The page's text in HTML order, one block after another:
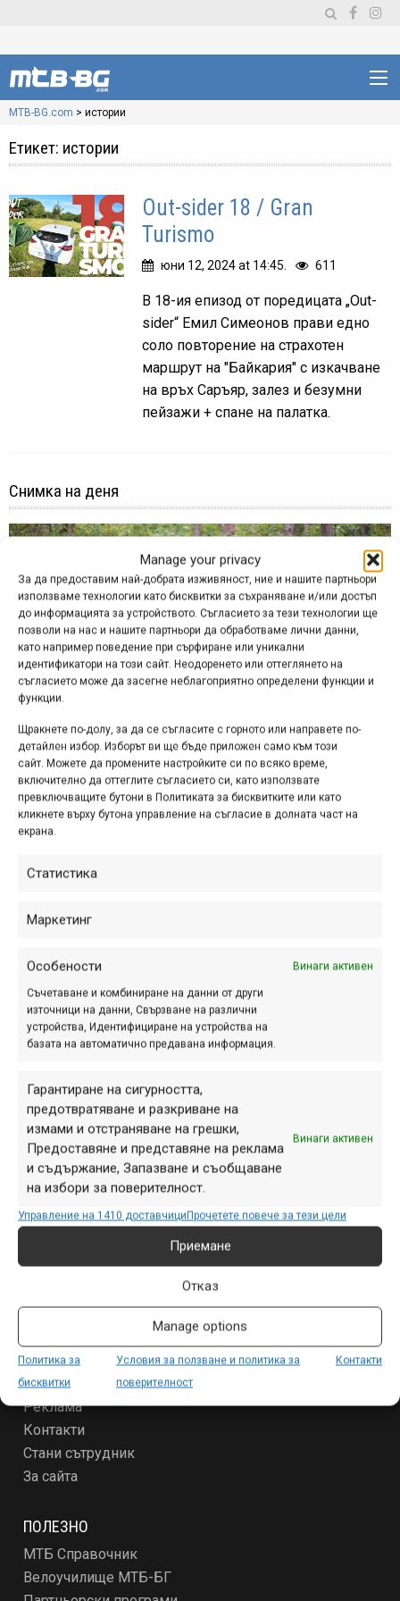
Manage your privacy
За да предоставим най-добрата изживяност, ние и нашите партньори
използваме технологии като бисквитки за съхраняване и/или достъп
до информацията за устройството. Съгласието за тези технологии ще
позволи на нас и нашите партньори да обработваме лични данни,
като например поведение при сърфиране или уникални
идентификатори на този сайт. Неодоренето или оттеглянето на
съгласието може да засегне неблагоприятно определени функции и
функции.
Щракнете по-долу, за да се съгласите с горното или направете по-
детайлен избор. Изборът ви ще бъде приложен само към този
сайт. Можете да промените настройките си по всяко време,
включително да оттеглите съгласието си, като използвате
превключващите бутони в Политиката за бисквитките или като
кликнете върху бутона управление на съгласие в долната част на
екрана.
Статистика
Маркетинг
Особености Винаги активен
Съчетаване и комбиниране на данни от други
източници на данни, Свързване на различни
устройства, Идентифициране на устройства на
базата на автоматично предавана информация.
Гарантиране на сигурността,
предотвратяване и разкриване на
измами и отстраняване на грешки,
Предоставяне и представяне на реклама
и съдържание, Запазване и съобщаване
на избори за поверителност.
Винаги активен
Управление на 1410 доставчициПрочетете повече за тези цели
Приемане
Отказ
Manage options
Политика за
бисквитки
Условия за ползване и политика за
поверителност
Контакти
MTB-BG.com > истории
Етикет: истории
Out-sider 18 / Gran
Turismo
юни 12, 2024 at 14:45. 611
В 18-ия епизод от поредицата „Out-
sider“ Емил Симеонов прави едно
соло повторение на страхотен
маршрут на "Байкария" с изкачване
на връх Саръяр, залез и безумни
пейзажи + спане на палатка.
Снимка на деня
Снимка на деня | 08.08.2026
ПАРТНЬОРИ
СЕКЦИИ
Начало
Продукти
Събития
ЗА МТБ-БГ
Условия за ползване и политика за поверителност
За новодошлите
Абонамент
Реклама
Контакти
Стани сътрудник
За сайта
ПОЛЕЗНО
МТБ Справочник
Велоучилище МТБ-БГ